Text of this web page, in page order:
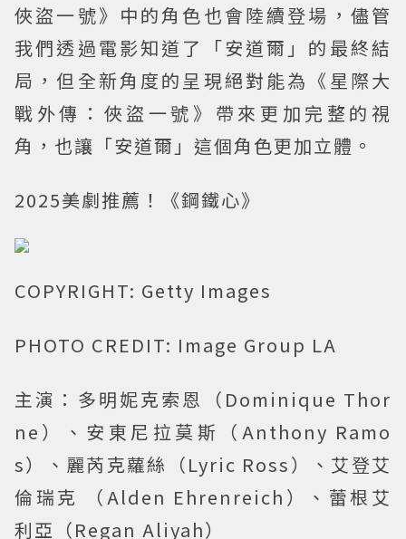
俠盜一號》中的角色也會陸續登場，儘管
我們透過電影知道了「安道爾」的最終結
局，但全新角度的呈現絕對能為《星際大
戰外傳：俠盜一號》帶來更加完整的視
角，也讓「安道爾」這個角色更加立體。
2025美劇推薦！《鋼鐵心》
COPYRIGHT: Getty Images
PHOTO CREDIT: Image Group LA
主演：多明妮克索恩（Dominique Thor
ne）、安東尼拉莫斯（Anthony Ramo
s）、麗芮克蘿絲（Lyric Ross）、艾登艾
倫瑞克 （Alden Ehrenreich）、蕾根艾
利亞（Regan Aliyah）